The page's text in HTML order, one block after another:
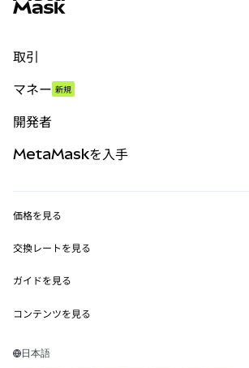
取引
パーペチュアル
RWA
マネー 新規
開発者
MetaMask Connect
Snaps
Web3サービス
MetaMaskを入手
セキュリティ
サポート
キャリア
価格を見る
イーサリアムの価格
Solanaの価格
Tetherの価格
交換レートを見る
ETH→USD
USDT→INR
BTC→INR
ガイドを見る
ETHの購入
コンテンツを見る
Solanaウォレット
日本語